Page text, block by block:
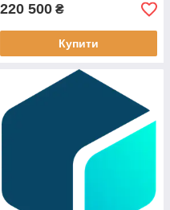
220 500 ₴
Купити